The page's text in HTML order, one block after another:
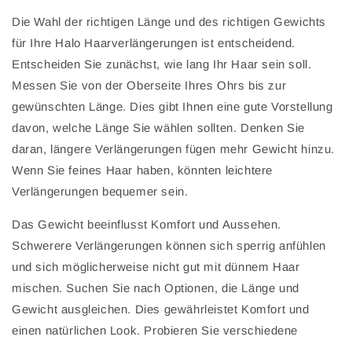
Die Wahl der richtigen Länge und des richtigen Gewichts
für Ihre Halo Haarverlängerungen ist entscheidend.
Entscheiden Sie zunächst, wie lang Ihr Haar sein soll.
Messen Sie von der Oberseite Ihres Ohrs bis zur
gewünschten Länge. Dies gibt Ihnen eine gute Vorstellung
davon, welche Länge Sie wählen sollten. Denken Sie
daran, längere Verlängerungen fügen mehr Gewicht hinzu.
Wenn Sie feines Haar haben, könnten leichtere
Verlängerungen bequemer sein.
Das Gewicht beeinflusst Komfort und Aussehen.
Schwerere Verlängerungen können sich sperrig anfühlen
und sich möglicherweise nicht gut mit dünnem Haar
mischen. Suchen Sie nach Optionen, die Länge und
Gewicht ausgleichen. Dies gewährleistet Komfort und
einen natürlichen Look. Probieren Sie verschiedene